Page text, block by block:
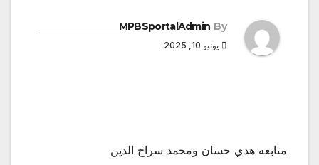
By
MPBSportalAdmin
يونيو 10, 2025
متابعه هدي حسان ومحمد سراج الدين